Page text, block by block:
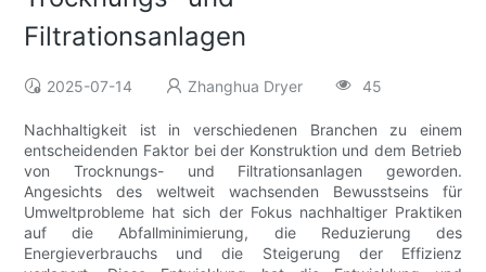
Filtrationsanlagen
2025-07-14 Zhanghua Dryer 45
Nachhaltigkeit ist in verschiedenen Branchen zu einem
entscheidenden Faktor bei der Konstruktion und dem Betrieb
von Trocknungs- und Filtrationsanlagen geworden.
Angesichts des weltweit wachsenden Bewusstseins für
Umweltprobleme hat sich der Fokus nachhaltiger Praktiken
auf die Abfallminimierung, die Reduzierung des
Energieverbrauchs und die Steigerung der Effizienz